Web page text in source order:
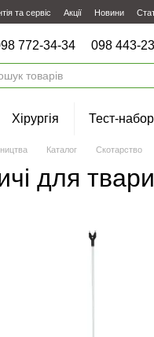
та сервіс Акції Новини
772-34-34 098 443-
Хірургія Тест-
Каталог Скотарство
для